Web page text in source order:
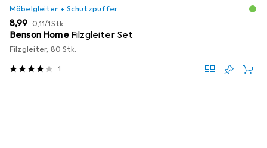
Möbelgleiter + Schutzpuffer
EUR
8,99 EUR
0,11/1Stk.
Benson Home Filzgleiter Set
Filzgleiter, 80 Stk.
1